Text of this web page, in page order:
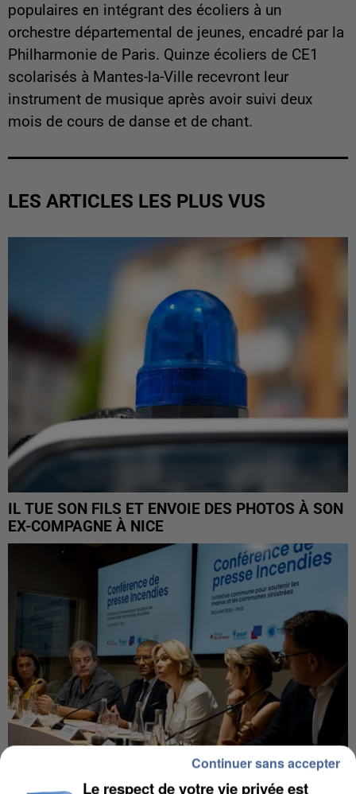
populaires en intégrant des écoliers à un
orchestre départemental de jeunes, encadré par la
Philharmonie de Paris. Quinze écoliers de CE1
scolarisés à Mantes-la-Ville recevront leur
instrument de musique après avoir suivi deux
mois de cours de danse et de chant.
LES ARTICLES LES PLUS VUS
IL TUE SON FILS ET ENVOIE DES PHOTOS À SON
EX-COMPAGNE À NICE
Le respect de votre vie privée est
Continuer sans accepter